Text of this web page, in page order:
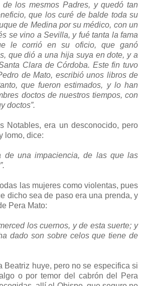
los mesmos Padres, y quedó tan
que los curé de balde toda su
de Medina por su médico, con un
se vino a Sevilla, y fué tanta la fama
le corrió en su oficio, que ganó
que dió a una hija suya en dote, y a
Clara de Córdoba. Este fin tuvo
de Mato, escribió unos libros de
que fueron estimados, y lo han
doctos de nuestros tiempos, con
doctos”.
Notables, era un desconocido, pero
lomo, dice:
de una impaciencia, de las que las
las mujeres como violentas, pues
dicho sea de paso era una prenda, y
Pera Mato:
los cuernos, y de esta suerte; y
dado son sobre celos que tiene de
Beatriz huye, pero no se especifica si
o por temor del cabrón del Pera